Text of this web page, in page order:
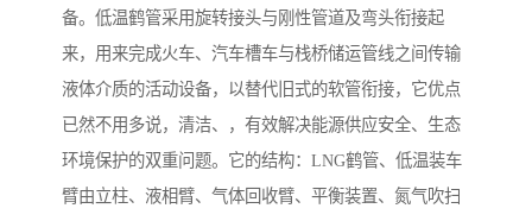
备。低温鹤管采用旋转接头与刚性管道及弯头衔接起
来，用来完成火车、汽车槽车与栈桥储运管线之间传输
液体介质的活动设备，以替代旧式的软管衔接，它优点
已然不用多说，清洁、，有效解决能源供应安全、生态
环境保护的双重问题。它的结构：LNG鹤管、低温装车
臂由立柱、液相臂、气体回收臂、平衡装置、氮气吹扫